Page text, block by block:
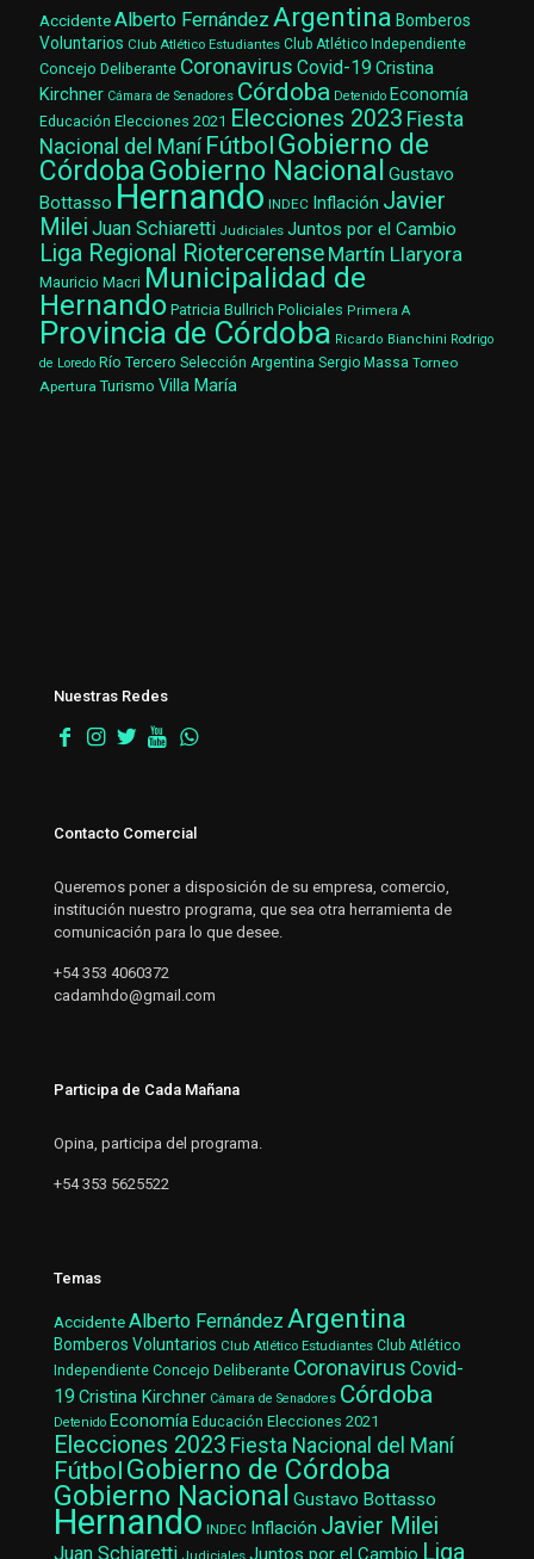
AccidenteAlberto Fernández Argentina Bomberos
Voluntarios Club Atlético Estudiantes Club Atlético Independiente
Concejo Deliberante Coronavirus Covid-19 Cristina
Kirchner Cámara de Senadores Córdoba Detenido Economía
Educación Elecciones 2021 Elecciones 2023 Fiesta
Nacional del Maní Fútbol Gobierno de
CórdobaGobierno Nacional Gustavo
Bottasso Hernando INDEC Inflación Javier
Milei Juan Schiaretti Judiciales Juntos por el Cambio
Liga Regional Riotercerense Martín Llaryora
Mauricio Macri Municipalidad de
Hernando Patricia Bullrich Policiales Primera A
Provincia de Córdoba Ricardo Bianchini Rodrigo
de Loredo Río Tercero Selección Argentina Sergio Massa Torneo
Apertura Turismo Villa María
Nuestras Redes
Contacto Comercial
Queremos poner a disposición de su empresa, comercio,
institución nuestro programa, que sea otra herramienta de
comunicación para lo que desee.
+54 353 4060372
cadamhdo@gmail.com
Participa de Cada Mañana
Opina, participa del programa.
+54 353 5625522
Temas
AccidenteAlberto Fernández Argentina
Bomberos Voluntarios Club Atlético Estudiantes Club Atlético
Independiente Concejo Deliberante Coronavirus Covid-
19 Cristina Kirchner Cámara de Senadores Córdoba
Detenido Economía Educación Elecciones 2021
Elecciones 2023 Fiesta Nacional del Maní
Fútbol Gobierno de Córdoba
Gobierno Nacional Gustavo Bottasso
Hernando INDEC Inflación Javier Milei
Juan Schiaretti Juntos por el Cambio Liga